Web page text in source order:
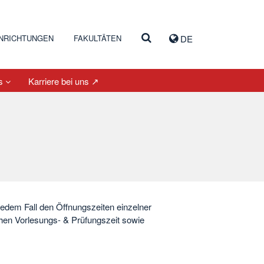
DE
FAKULTÄTEN
Karriere bei uns ↗
Fall den Öffnungszeiten einzelner
Vorlesungs- & Prüfungszeit sowie